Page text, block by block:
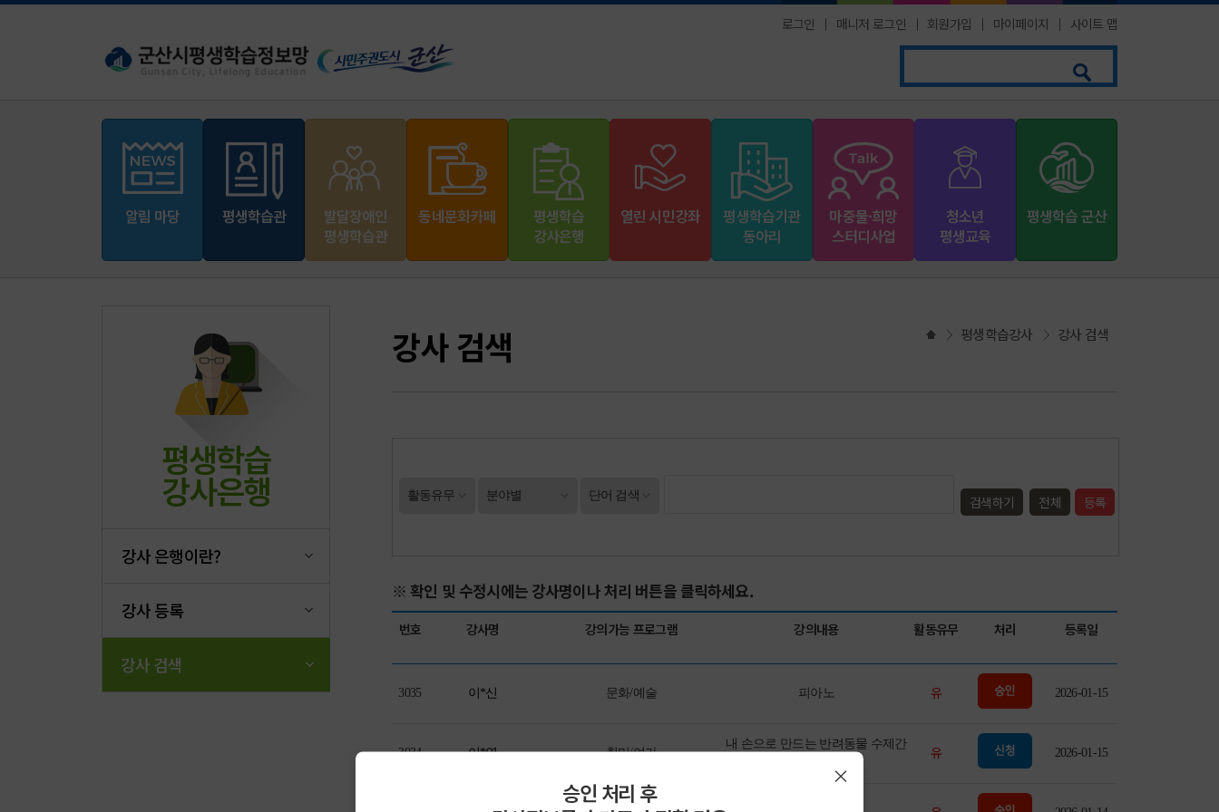
로그인 │ 매니저 로그인 │ 회원가입 │ 마이페이지 │ 사이트 맵
알림 마당 평생학습관
발달장애인
평생학습관
동네문화카페
평생학습
강사은행
열린 시민강좌
평생학습기관
동아리
마중물·희망
스터디사업
청소년
평생교육
평생학습 군산
×
승인 처리 후
평생학습강사 강사 검색
평생학습
강사은행
강사 은행이란?
강사 등록
강사 검색
강사 검색
검색하기 전체 등록
※ 확인 및 수정시에는 강사명이나 처리 버튼을 클릭하세요.
번호 강사명 강의가능 프로그램 강의내용 활동유무 처리 등록일
3035 이*신 문화/예술 피아노 유 2026-01-15
3034 이*연 취미/여가
내 손으로 만드는 반려동물 수제간
유 2026-01-15